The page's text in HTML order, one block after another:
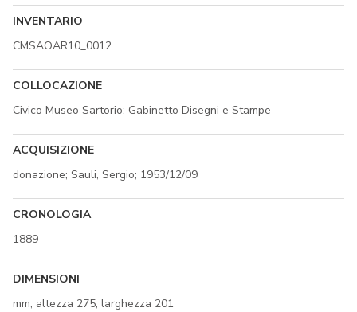
INVENTARIO
CMSAOAR10_0012
COLLOCAZIONE
Civico Museo Sartorio; Gabinetto Disegni e Stampe
ACQUISIZIONE
donazione; Sauli, Sergio; 1953/12/09
CRONOLOGIA
1889
DIMENSIONI
mm; altezza 275; larghezza 201